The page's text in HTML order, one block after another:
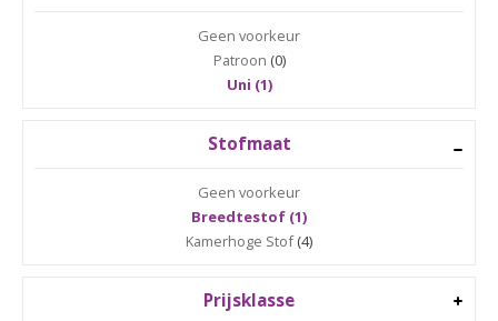
Geen voorkeur
Patroon (0)
Uni (1)
Stofmaat
Geen voorkeur
Breedtestof (1)
Kamerhoge Stof(4)
Prijsklasse